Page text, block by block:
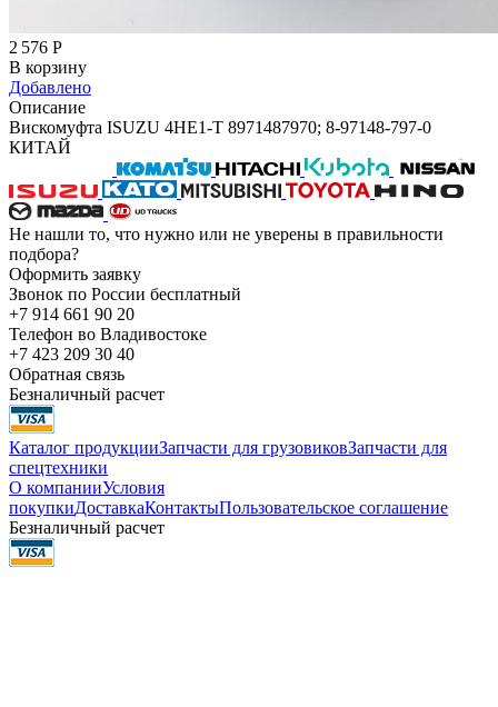
2 576 Р
В корзину
Добавлено
Описание
Вискомуфта ISUZU 4HE1-T 8971487970; 8-97148-797-0
КИТАЙ
Не нашли то, что нужно или не уверены в правильности
подбора?
Оформить заявку
Звонок по России бесплатный
+7 914 661 90 20
Телефон во Владивостоке
+7 423 209 30 40
Обратная связь
Безналичный расчет
Каталог продукцииЗапчасти для грузовиковЗапчасти для
спецтехники
О компанииУсловия
покупкиДоставкаКонтактыПользовательское соглашение
Безналичный расчет